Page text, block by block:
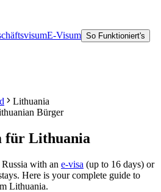
E-Visum So Funktioniert's
Lithuania
Bürger
für Lithuania
with an e-visa (up to 16 days) or
Here is your complete guide to
Lithuania.